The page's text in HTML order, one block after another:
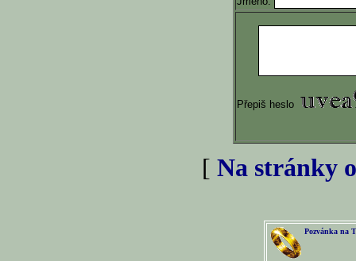
Přepiš heslo
[ Na stránky
Pozvánka na